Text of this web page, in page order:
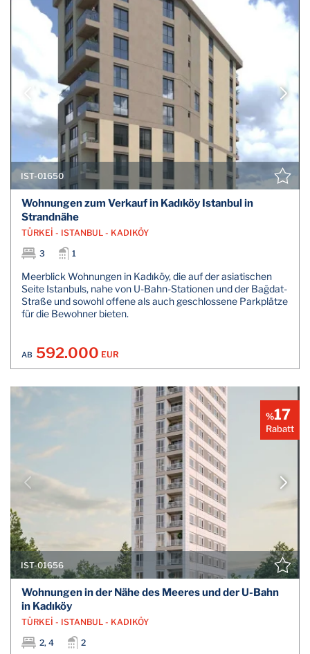
IST-01650
Wohnungen zum Verkauf in Kadıköy Istanbul in
Strandnähe
TÜRKEİ - ISTANBUL - KADIKÖY
3
1
Meerblick Wohnungen in Kadıköy, die auf der asiatischen
Seite Istanbuls, nahe von U-Bahn-Stationen und der Bağdat-
Straße und sowohl offene als auch geschlossene Parkplätze
für die Bewohner bieten.
AB 592.000 EUR
%17
Rabatt
IST-01656
Wohnungen in der Nähe des Meeres und der U-Bahn
in Kadıköy
TÜRKEİ - ISTANBUL - KADIKÖY
2, 4
2